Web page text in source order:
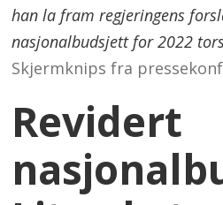
han la fram regjeringens
nasjonalbudsjett for 2022
Skjermknips fra
Revidert